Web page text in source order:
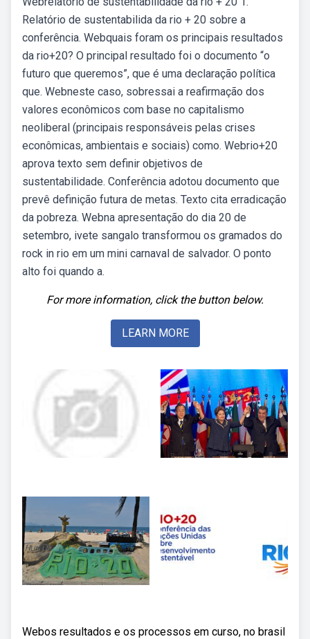
Relatório de sustentabilida da rio + 20 sobre a
conferência. Webquais foram os principais resultados
da rio+20? O principal resultado foi o documento “o
futuro que queremos”, que é uma declaração política
que. Webneste caso, sobressai a reafirmação dos
valores econômicos com base no capitalismo
neoliberal (principais responsáveis pelas crises
econômicas, ambientais e sociais) como. Webrio+20
aprova texto sem definir objetivos de
sustentabilidade. Conferência adotou documento que
prevê definição futura de metas. Texto cita erradicação
da pobreza. Webna apresentação do dia 20 de
setembro, ivete sangalo transformou os gramados do
rock in rio em um mini carnaval de salvador. O ponto
alto foi quando a.
For more information, click the button below.
LEARN MORE
Webos resultados e os processos em curso, no brasil